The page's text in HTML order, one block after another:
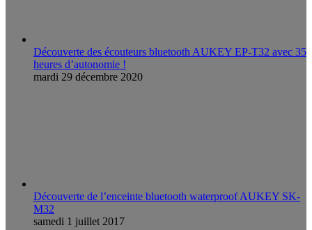
Découverte des écouteurs bluetooth AUKEY EP-T32 avec 35
heures d’autonomie !
mardi 29 décembre 2020
Découverte de l’enceinte bluetooth waterproof AUKEY SK-
M32
samedi 1 juillet 2017